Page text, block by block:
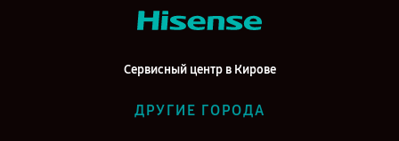
Сервисный центр в Кирове
ДРУГИЕ ГОРОДА